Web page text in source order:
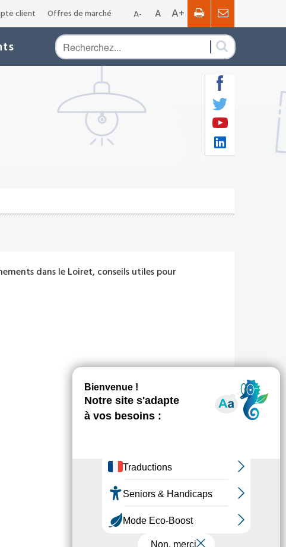
A- A A+
client Offres de marché
dans le Loiret, conseils utiles pour